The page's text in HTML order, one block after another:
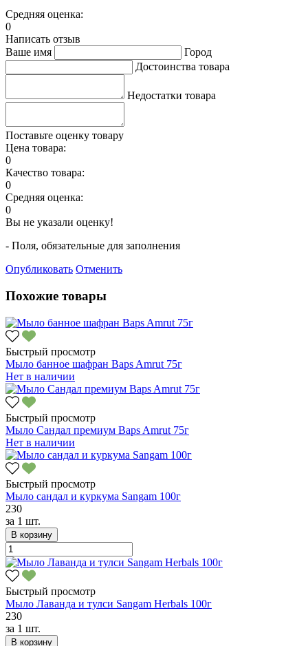
Средняя оценка:
0
Написать отзыв
Ваше имя
Город
Достоинства товара
Недостатки товара
Поставьте оценку товару
Цена товара:
0
Качество товара:
0
Средняя оценка:
0
Вы не указали оценку!
- Поля, обязательные для заполнения
Опубликовать Отменить
Похожие товары
Быстрый просмотр
Мыло банное шафран Baps Amrut 75г
Нет в наличии
Быстрый просмотр
Мыло Сандал премиум Baps Amrut 75г
Нет в наличии
Быстрый просмотр
Мыло сандал и куркума Sangam 100г
230
за 1 шт.
В корзину
Быстрый просмотр
Мыло Лаванда и тулси Sangam Herbals 100г
230
за 1 шт.
В корзину